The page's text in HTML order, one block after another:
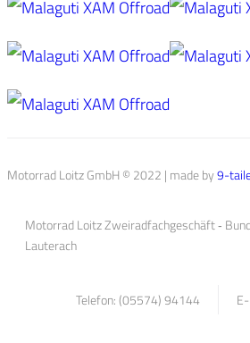
Motorrad Loitz GmbH © 2022 | made by9-
Motorrad Loitz Zweiradfachgeschäft ‐
Lauterach
Telefon: (05574) 94144